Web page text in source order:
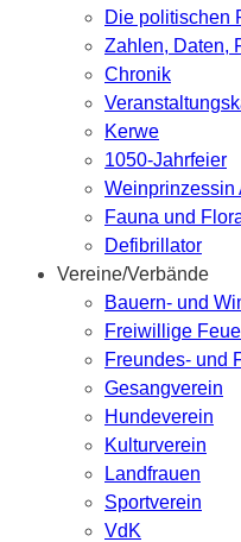
Die politischen
Zahlen, Daten,
Chronik
Kerwe
1050-Jahrfeier
Weinprinzessin
Fauna und
Defibrillator
Vereine/Verbände
Bauern- und
Freiwillige
Freundes- und
Gesangverein
Hundeverein
Kulturverein
Landfrauen
Sportverein
VdK